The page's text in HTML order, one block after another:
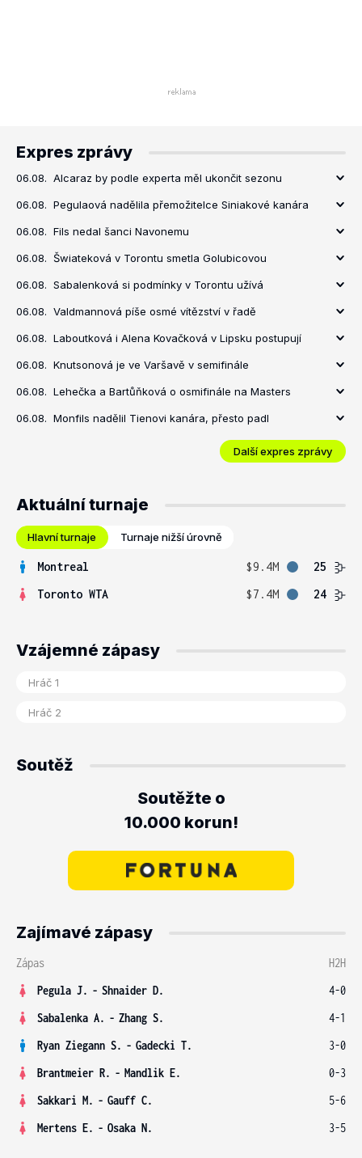
Expres zprávy
06.08. Alcaraz by podle experta měl ukončit sezonu
06.08. Pegulaová nadělila přemožitelce Siniakové kanára
06.08. Fils nedal šanci Navonemu
06.08. Šwiateková v Torontu smetla Golubicovou
06.08. Sabalenková si podmínky v Torontu užívá
06.08. Valdmannová píše osmé vítězství v řadě
06.08. Laboutková i Alena Kovačková v Lipsku postupují
06.08. Knutsonová je ve Varšavě v semifinále
06.08. Lehečka a Bartůňková o osmifinále na Masters
06.08. Monfils nadělil Tienovi kanára, přesto padl
Další expres zprávy
Aktuální turnaje
Hlavní turnaje Turnaje nižší úrovně
Montreal $9.4M
25
Toronto WTA
$7.4M 24
Vzájemné zápasy
Soutěž
Soutěžte o
10.000 korun!
Zajímavé zápasy
Zápas
H2H
Pegula J. - Shnaider D.
4-0
Sabalenka A. - Zhang S.
4-1
Ryan Ziegann S. - Gadecki T.
3-0
Brantmeier R. - Mandlik E.
0-3
Sakkari M. - Gauff C.
5-6
Mertens E. - Osaka N. 3-5